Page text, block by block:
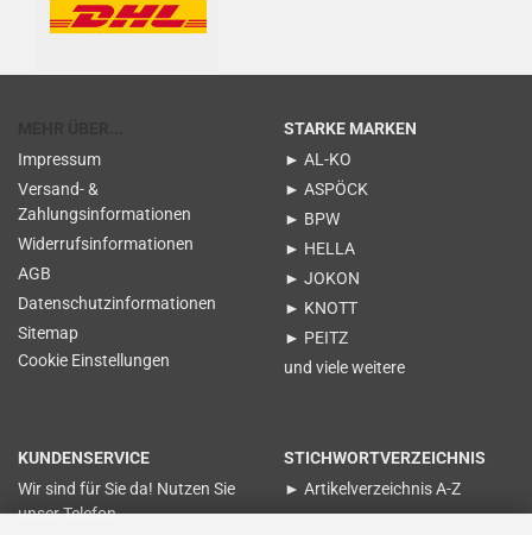
Impressum
Versand- &
Zahlungsinformationen
Widerrufsinformationen
AGB
Datenschutzinformationen
Sitemap
Cookie Einstellungen
STARKE MARKEN
► AL-KO
► ASPÖCK
► BPW
► HELLA
► JOKON
► KNOTT
► PEITZ
und viele weitere
KUNDENSERVICE
Wir sind für Sie da! Nutzen Sie
unser Telefon
STICHWORTVERZEICHNIS
► Artikelverzeichnis A-Z